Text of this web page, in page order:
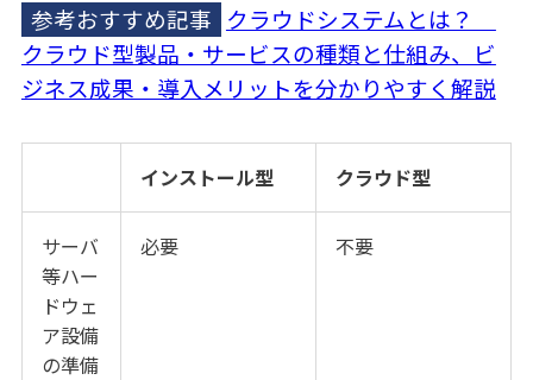
参考おすすめ記事 クラウドシステムとは？
クラウド型製品・サービスの種類と仕組み、ビ
ジネス成果・導入メリットを分かりやすく解説
インストール型 クラウド型
サーバ
等ハー
ドウェ
ア設備
の準備
必要 不要